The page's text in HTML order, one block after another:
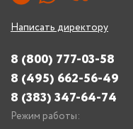
Написать директору
8 (800) 777-03-58
8 (495) 662-56-49
8 (383) 347-64-74
Режим работы: